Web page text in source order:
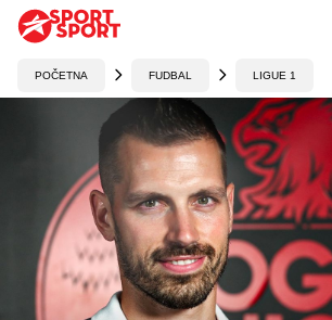
POČETNA FUDBAL LIGUE 1